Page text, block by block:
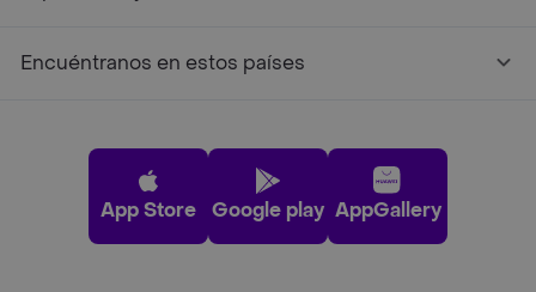
Encuéntranos en estos países
App Store Google play AppGallery